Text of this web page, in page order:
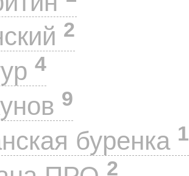
2
4
9
буренка 1
2